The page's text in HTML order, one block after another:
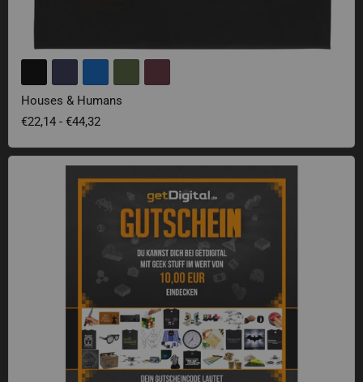
Houses & Humans
€22,14 - €44,32